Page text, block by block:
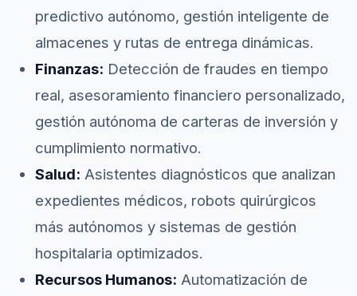
predictivo autónomo, gestión inteligente de
almacenes y rutas de entrega dinámicas.
Finanzas: Detección de fraudes en tiempo
real, asesoramiento financiero personalizado,
gestión autónoma de carteras de inversión y
cumplimiento normativo.
Salud: Asistentes diagnósticos que analizan
expedientes médicos, robots quirúrgicos
más autónomos y sistemas de gestión
hospitalaria optimizados.
Recursos Humanos: Automatización de